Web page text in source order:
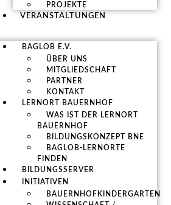
PROJEKTE
VERANSTALTUNGEN
BAGLOB E.V.
ÜBER UNS
MITGLIEDSCHAFT
PARTNER
KONTAKT
LERNORT BAUERNHOF
WAS IST DER LERNORT
BAUERNHOF
BILDUNGSKONZEPT BNE
BAGLOB-LERNORTE
FINDEN
BILDUNGSSERVER
INITIATIVEN
BAUERNHOFKINDERGARTEN